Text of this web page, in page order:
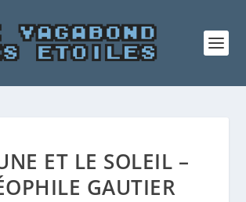
ET LE SOLEIL –
GAUTIER